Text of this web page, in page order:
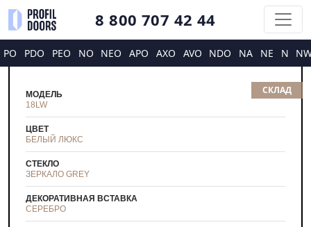
8 800 707 42 44
PO PDO PEO NO NEO APO AXO AVO NDO NA NE N
СКЛАД
МОДЕЛЬ
18LW
ЦВЕТ
БЕЛЫЙ ЛЮКС
СТЕКЛО
ЗЕРКАЛО GREY
ДЕКОРАТИВНАЯ ВСТАВКА
СЕРЕБРО